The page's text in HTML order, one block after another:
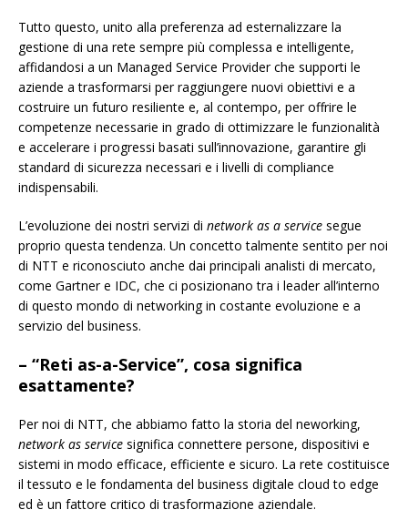
Tutto questo, unito alla preferenza ad esternalizzare la
gestione di una rete sempre più complessa e intelligente,
affidandosi a un Managed Service Provider che supporti le
aziende a trasformarsi per raggiungere nuovi obiettivi e a
costruire un futuro resiliente e, al contempo, per offrire le
competenze necessarie in grado di ottimizzare le funzionalità
e accelerare i progressi basati sull’innovazione, garantire gli
standard di sicurezza necessari e i livelli di compliance
indispensabili.
L’evoluzione dei nostri servizi di network as a service segue
proprio questa tendenza. Un concetto talmente sentito per noi
di NTT e riconosciuto anche dai principali analisti di mercato,
come Gartner e IDC, che ci posizionano tra i leader all’interno
di questo mondo di networking in costante evoluzione e a
servizio del business.
– “Reti as-a-Service”, cosa significa
esattamente?
Per noi di NTT, che abbiamo fatto la storia del neworking,
network as service significa connettere persone, dispositivi e
sistemi in modo efficace, efficiente e sicuro. La rete costituisce
il tessuto e le fondamenta del business digitale cloud to edge
ed è un fattore critico di trasformazione aziendale.